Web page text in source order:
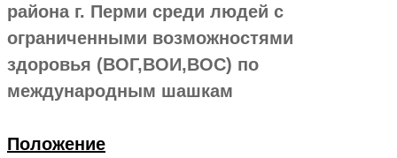
района г. Перми среди людей с
ограниченными возможностями
здоровья (ВОГ,ВОИ,ВОС) по
международным шашкам
Положение